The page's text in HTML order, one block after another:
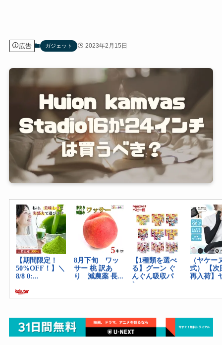
広告 ガジェット 2023年2月15日